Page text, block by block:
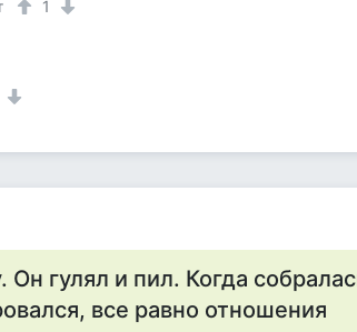
1
гулял и пил. Когда
все равно отношения